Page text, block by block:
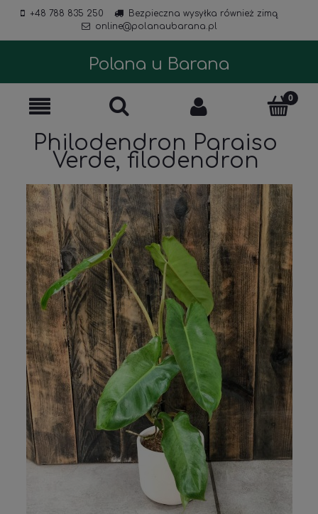
+48 788 835 250
Bezpieczna wysyłka również zimą
online@polanaubarana.pl
Polana u Barana
Philodendron Paraiso
Verde, filodendron